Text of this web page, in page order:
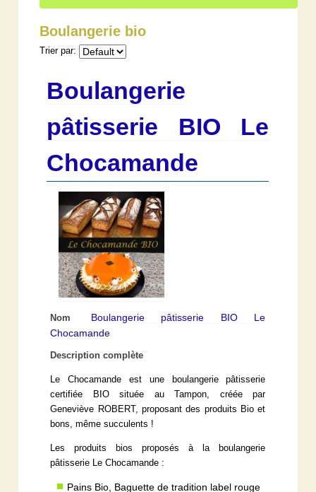
Boulangerie bio
Trier par:
Boulangerie
pâtisserie BIO Le
Chocamande
Nom
Boulangerie pâtisserie BIO Le
Chocamande
Description complète
Le Chocamande est une boulangerie pâtisserie
certifiée BIO située au Tampon, créée par
Geneviève ROBERT, proposant des produits Bio et
bons, même succulents !
Les produits bios proposés à la boulangerie
pâtisserie Le Chocamande :
Pains Bio, Baguette de tradition label rouge